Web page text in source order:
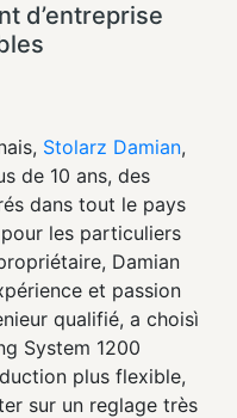
d’entreprise
Stolarz Damian,
de 10 ans, des
dans tout le pays
les particuliers
Damian
et passion
qualifié, a choisì
System 1200
plus flexible,
sur un reglage très